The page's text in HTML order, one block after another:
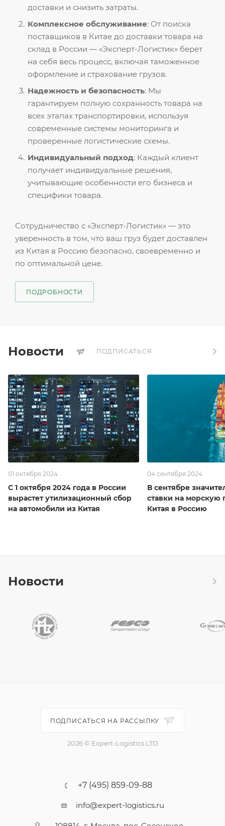
доставки и снизить затраты.
Комплексное обслуживание: От поиска
поставщиков в Китае до доставки товара на
склад в России — «Эксперт-Логистик» берет
на себя весь процесс, включая таможенное
оформление и страхование грузов.
Надежность и безопасность: Мы
гарантируем полную сохранность товара на
всех этапах транспортировки, используя
современные системы мониторинга и
проверенные логистические схемы.
Индивидуальный подход: Каждый клиент
получает индивидуальные решения,
учитывающие особенности его бизнеса и
специфики товара.
Сотрудничество с «Эксперт-Логистик» — это
уверенность в том, что ваш груз будет доставлен
из Китая в Россию безопасно, своевременно и
по оптимальной цене.
ПОДРОБНОСТИ
Новости ПОДПИСАТЬСЯ
01 октября 2024
С 1 октября 2024 года в России
вырастет утилизационный сбор
на автомобили из Китая
04 сентября 2024
В сентябре
ставки на морскую
Китая в Россию
Новости
ПОДПИСАТЬСЯ НА РАССЫЛКУ
2026 © Expert-Logistics LTD
+7 (495) 859-09-88
info@expert-logistics.ru